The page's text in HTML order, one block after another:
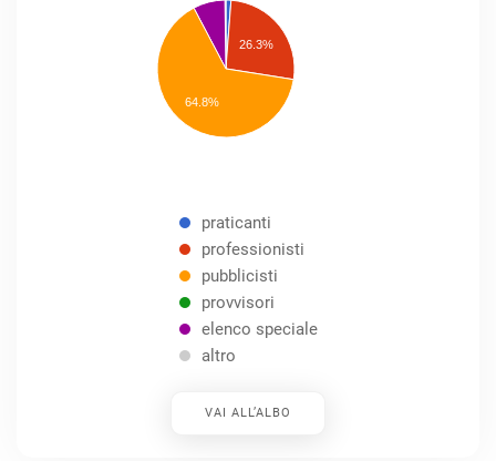
26.3%
64.8%
praticanti
professionisti
pubblicisti
provvisori
elenco speciale
altro
VAI ALL’ALBO